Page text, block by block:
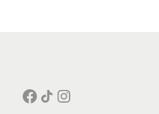
Facebook Icône de partage Instagram